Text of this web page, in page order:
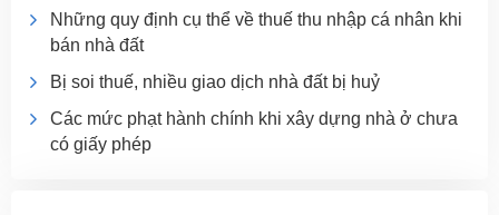
Những quy định cụ thể về thuế thu nhập cá nhân khi
bán nhà đất
Bị soi thuế, nhiều giao dịch nhà đất bị huỷ
Các mức phạt hành chính khi xây dựng nhà ở chưa
có giấy phép